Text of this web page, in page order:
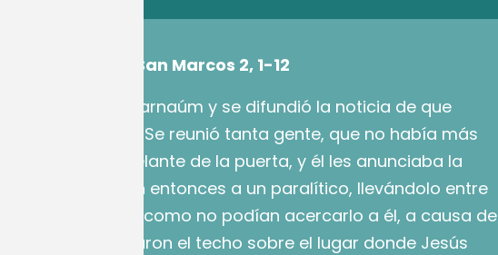
Evangelio según San Marcos 2, 1-12
Jesús volvió a Cafarnaúm y se difundió la noticia de que
estaba en la casa. Se reunió tanta gente, que no había más
lugar ni siquiera delante de la puerta, y él les anunciaba la
Palabra. Le trajeron entonces a un paralítico, llevándolo entre
cuatro hombres. Y como no podían acercarlo a él, a causa de
la multitud, levantaron el techo sobre el lugar donde Jesús